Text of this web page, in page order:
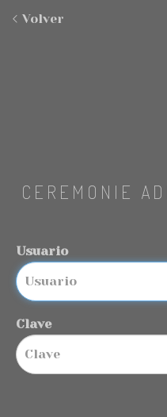
Volver
CEREMONIE
Usuario
Clave